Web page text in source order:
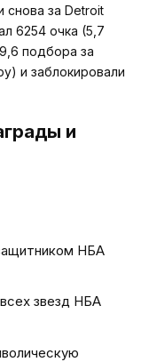
снова за Detroit
6254 очка (5,7
подбора за
и заблокировали
и
НБА
звезд НБА